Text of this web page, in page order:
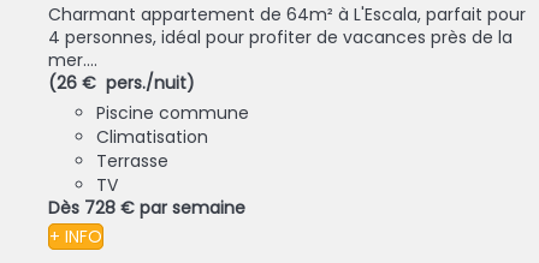
Charmant appartement de 64m² à L'Escala, parfait pour
4 personnes, idéal pour profiter de vacances près de la
mer....
(26 € pers./nuit)
Piscine commune
Climatisation
Terrasse
TV
Dès 728 € par semaine
+ INFO